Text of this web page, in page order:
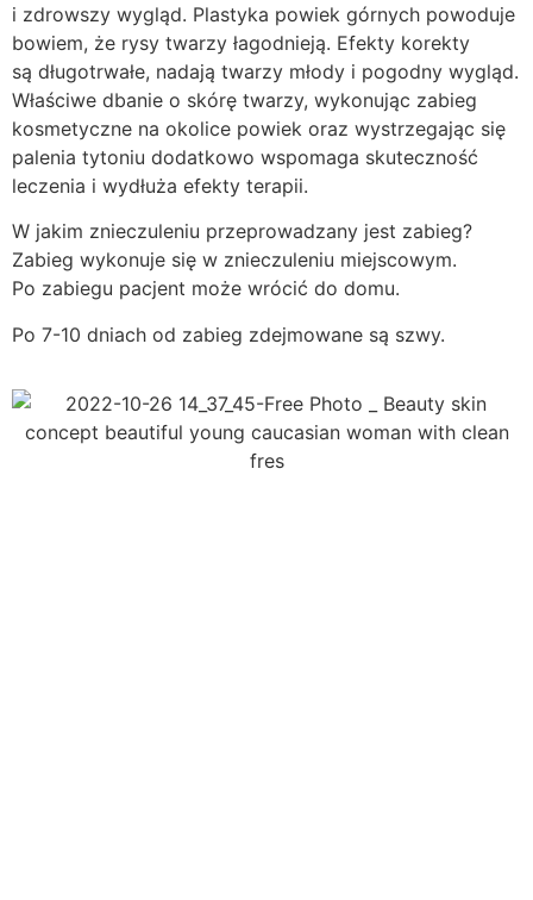
i zdrowszy wygląd. Plastyka powiek górnych powoduje
bowiem, że rysy twarzy łagodnieją. Efekty korekty
są długotrwałe, nadają twarzy młody i pogodny wygląd.
Właściwe dbanie o skórę twarzy, wykonując zabieg
kosmetyczne na okolice powiek oraz wystrzegając się
palenia tytoniu dodatkowo wspomaga skuteczność
leczenia i wydłuża efekty terapii.
W jakim znieczuleniu przeprowadzany jest zabieg?
Zabieg wykonuje się w znieczuleniu miejscowym.
Po zabiegu pacjent może wrócić do domu.
Po 7-10 dniach od zabieg zdejmowane są szwy.